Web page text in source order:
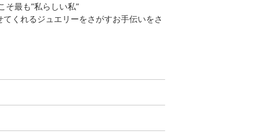
そ最も”私らしい私”
くれるジュエリーをさがすお手伝いをさ